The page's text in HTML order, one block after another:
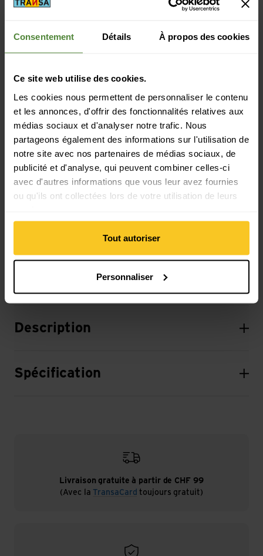
Consentement Détails À propos des cookies
Ce site web utilise des cookies.
Les cookies nous permettent de personnaliser le contenu
et les annonces, d'offrir des fonctionnalités relatives aux
médias sociaux et d'analyser notre trafic. Nous
partageons également des informations sur l'utilisation de
notre site avec nos partenaires de médias sociaux, de
publicité et d'analyse, qui peuvent combiner celles-ci
avec d'autres informations que vous leur avez fournies
ou qu'ils ont collectées lors de votre utilisation de leurs
Tout autoriser
Personnaliser
Durabilité: Production équitable | Protection de
l'environnement
Propriété du matériau
Colonne d'eau: 20000 mm
Propriétés du matériau: respirant | Membrane | étanche à
Matériau d'origine animale: Pas de matière animale
Description
Spécification
Livraison gratuite à partir de CHF 99
(Avec la TransaCard toujours gratuit)